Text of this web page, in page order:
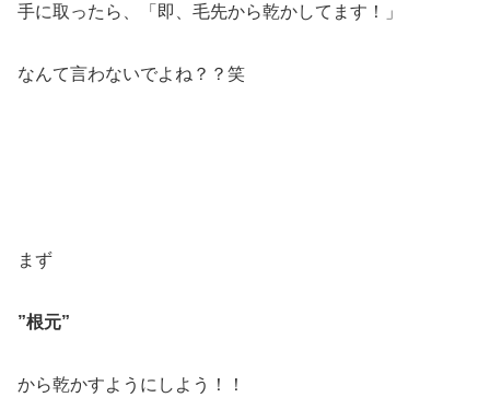
手に取ったら、「即、毛先から乾かしてます！」
なんて言わないでよね？？笑
まず
”根元”
から乾かすようにしよう！！